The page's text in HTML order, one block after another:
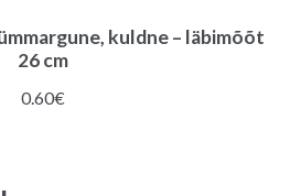
kuldne – läbimõõt
26 cm
0.60€